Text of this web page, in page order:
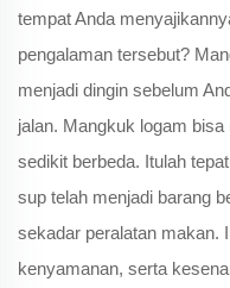
tempat Anda
pengalaman tersebut?
menjadi dingin sebelum
jalan. Mangkuk logam
sedikit berbeda. Itulah
sup telah menjadi barang
sekadar peralatan makan.
kenyamanan, serta